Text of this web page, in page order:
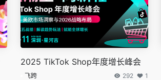
2025 TikTok Shop年度增长峰会
飞跨 292 1